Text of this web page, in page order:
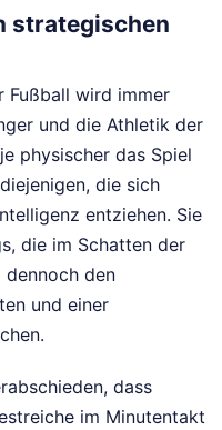
strategischen
Fußball wird immer
und die Athletik der
physischer das Spiel
die sich
entziehen. Sie
die im Schatten der
dennoch den
und einer
dass
im Minutentakt